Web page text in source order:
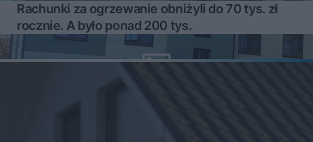
Rachunki za ogrzewanie obniżyli do 70 tys. zł
rocznie. A było ponad 200 tys.